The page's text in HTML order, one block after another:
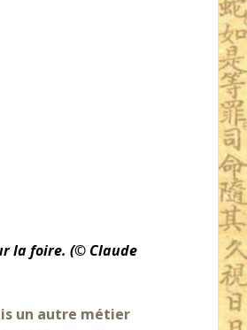
la foire. (© Claude
un autre métier